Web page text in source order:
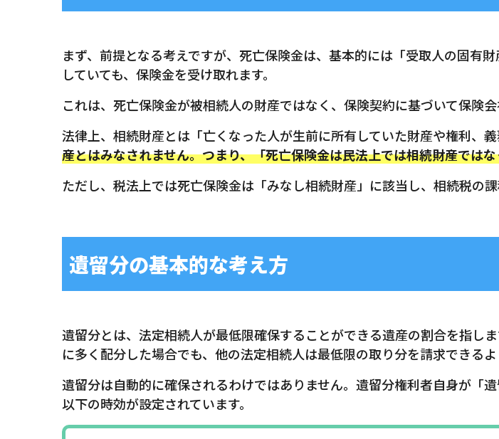
まず、前提となる考えですが、死亡保険金は、基本的には「受取人の固有
していても、保険金を受け取れます。
これは、死亡保険金が被相続人の財産ではなく、保険契約に基づいて保険
法律上、相続財産とは「亡くなった人が生前に所有していた財産や権利、義
産とはみなされません。つまり、「死亡保険金は民法上では相続財産では
ただし、税法上では死亡保険金は「みなし相続財産」に該当し、相続税の課
遺留分の基本的な考え方
遺留分とは、法定相続人が最低限確保することができる遺産の割合を指し
に多く配分した場合でも、他の法定相続人は最低限の取り分を請求できるよ
遺留分は自動的に確保されるわけではありません。遺留分権利者自身が「
以下の時効が設定されています。